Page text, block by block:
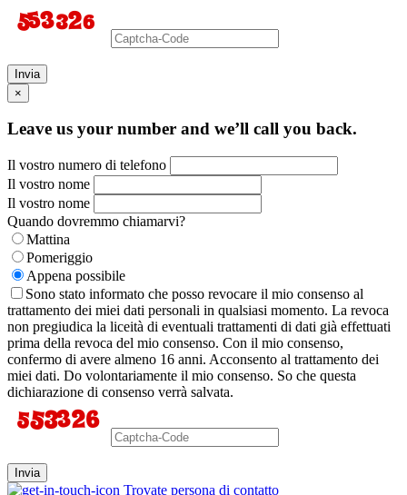
Invia
×
Leave us your number and we’ll call you back.
Il vostro numero di telefono
Il vostro nome
Il vostro nome
Quando dovremmo chiamarvi?
Mattina
Pomeriggio
Appena possibile
Sono stato informato che posso revocare il mio consenso al
trattamento dei miei dati personali in qualsiasi momento. La revoca
non pregiudica la liceità di eventuali trattamenti di dati già effettuati
prima della revoca del mio consenso. Con il mio consenso,
confermo di avere almeno 16 anni. Acconsento al trattamento dei
miei dati. Do volontariamente il mio consenso. So che questa
dichiarazione di consenso verrà salvata.
Invia
Trovate persona di contatto